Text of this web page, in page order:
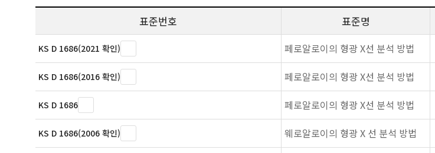
표준번호 표준명
KS D 1686(2021 확인) 페로알로이의 형광 X선 분석 방법
KS D 1686(2016 확인) 페로알로이의 형광 X선 분석 방법
KS D 1686 페로알로이의 형광 X선 분석 방법
KS D 1686(2006 확인) 웨로알로이의 형광 X 선 분석 방법